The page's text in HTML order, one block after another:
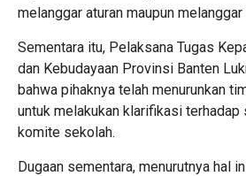
melanggar aturan maupun melanggar
Sementara itu, Pelaksana Tugas
dan Kebudayaan Provinsi Banten
bahwa pihaknya telah menurunkan
untuk melakukan klarifikasi terhadap
komite sekolah.
Dugaan sementara, menurutnya hal